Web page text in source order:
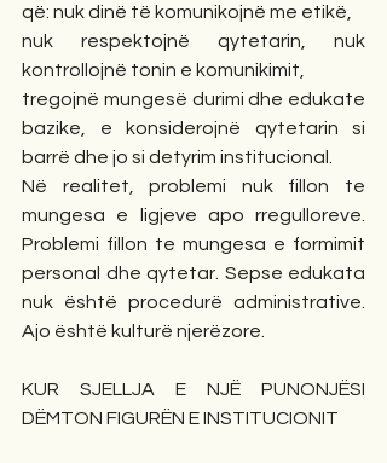
që: nuk dinë të komunikojnë me etikë,
nuk respektojnë qytetarin, nuk
kontrollojnë tonin e komunikimit,
tregojnë mungesë durimi dhe edukate
bazike, e konsiderojnë qytetarin si
barrë dhe jo si detyrim institucional.
Në realitet, problemi nuk fillon te
mungesa e ligjeve apo rregulloreve.
Problemi fillon te mungesa e formimit
personal dhe qytetar. Sepse edukata
nuk është procedurë administrative.
Ajo është kulturë njerëzore.
KUR SJELLJA E NJË PUNONJËSI
DËMTON FIGURËN E INSTITUCIONIT